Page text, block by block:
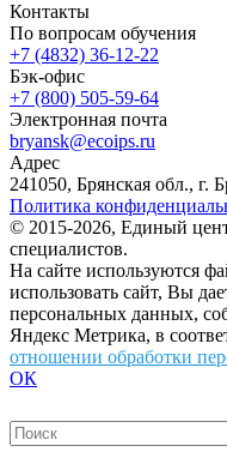
Контакты
По вопросам обучения
+7 (4832) 36-12-22
Бэк-офис
+7 (800) 505-59-64
Электронная почта
bryansk@ecoips.ru
Адрес
241050, Брянская обл., г.
Политика
© 2015-2026, Единый
специалистов.
На сайте используются
использовать сайт, Вы
персональных данных,
Яндекс Метрика, в
отношении обработки
ОК